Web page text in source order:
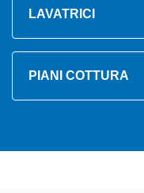
LAVATRICI
PIANI COTTURA